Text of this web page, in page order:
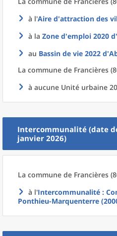
à l'Aire d'attraction des
à la Zone d'emploi 2020 d'
au Bassin de vie 2022 d'
La commune de Francières
à aucune Unité urbaine
Intercommunalité (date
janvier 2026)
La commune de Francières
à l'Intercommunalité :
Ponthieu-Marquenterre